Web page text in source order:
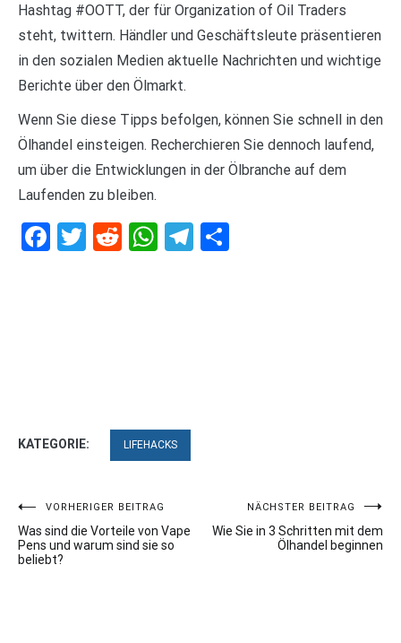
Hashtag #OOTT, der für Organization of Oil Traders
steht, twittern. Händler und Geschäftsleute präsentieren
in den sozialen Medien aktuelle Nachrichten und wichtige
Berichte über den Ölmarkt.
Wenn Sie diese Tipps befolgen, können Sie schnell in den
Ölhandel einsteigen. Recherchieren Sie dennoch laufend,
um über die Entwicklungen in der Ölbranche auf dem
Laufenden zu bleiben.
Facebook
Twitter
RedditWhatsApp
Telegram
KATEGORIE: LIFEHACKS
Beitragsnavigation
VORHERIGER BEITRAG
Was sind die Vorteile von Vape
Pens und warum sind sie so
beliebt?
NÄCHSTER BEITRAG
Wie Sie in 3 Schritten mit dem
Ölhandel beginnen